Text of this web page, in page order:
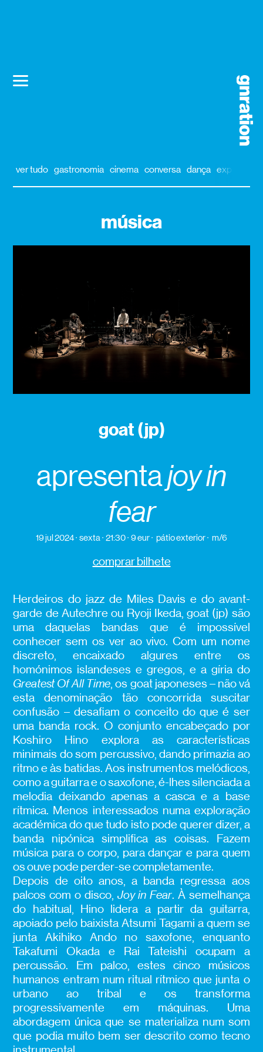
ver tudo gastronomia cinema conversa dança exposição
música
goat (jp)
apresentajoy in
fear
19 jul 2024 sexta 21:30 9 eur pátio exterior m/6
comprar bilhete
Herdeiros do jazz de Miles Davis e do avant-
garde de Autechre ou Ryoji Ikeda, goat (jp) são
uma daquelas bandas que é impossível
conhecer sem os ver ao vivo. Com um nome
discreto, encaixado algures entre os
homónimos islandeses e gregos, e a gíria do
Greatest Of All Time, os goat japoneses – não vá
esta denominação tão concorrida suscitar
confusão – desafiam o conceito do que é ser
uma banda rock. O conjunto encabeçado por
Koshiro Hino explora as características
minimais do som percussivo, dando primazia ao
ritmo e às batidas. Aos instrumentos melódicos,
como a guitarra e o saxofone, é-lhes silenciada a
melodia deixando apenas a casca e a base
rítmica. Menos interessados numa exploração
académica do que tudo isto pode querer dizer, a
banda nipónica simplifica as coisas. Fazem
música para o corpo, para dançar e para quem
os ouve pode perder-se completamente.
Depois de oito anos, a banda regressa aos
palcos com o disco, Joy in Fear. À semelhança
do habitual, Hino lidera a partir da guitarra,
apoiado pelo baixista Atsumi Tagami a quem se
junta Akihiko Ando no saxofone, enquanto
Takafumi Okada e Rai Tateishi ocupam a
percussão. Em palco, estes cinco músicos
humanos entram num ritual rítmico que junta o
urbano ao tribal e os transforma
progressivamente em máquinas. Uma
abordagem única que se materializa num som
que podia muito bem ser descrito como tecno